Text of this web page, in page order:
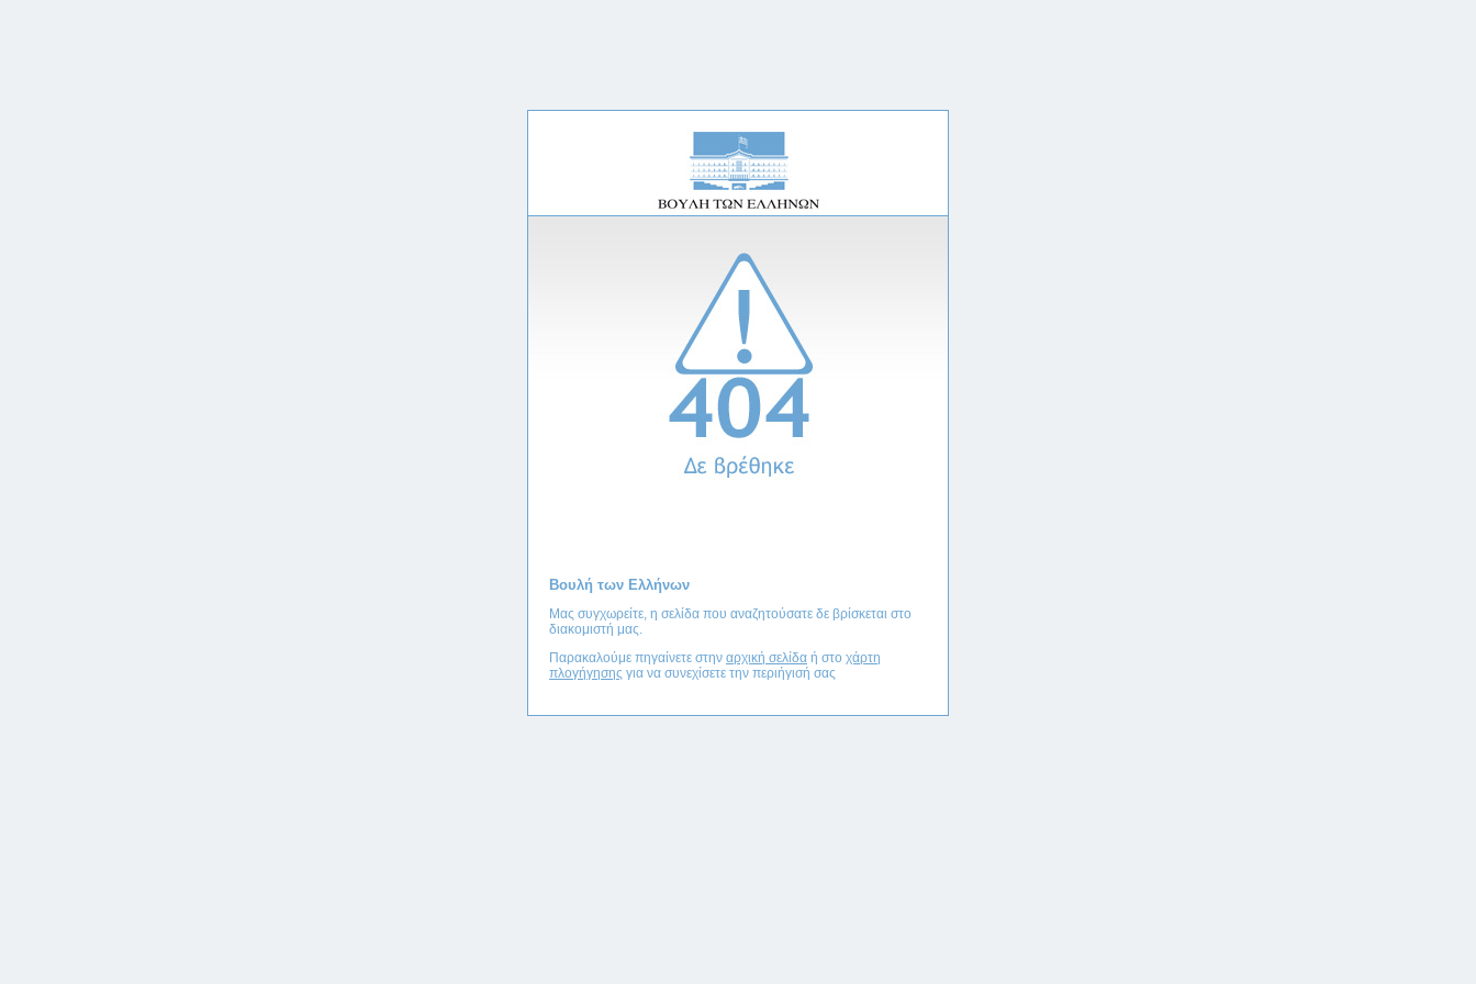
Βουλή των Ελλήνων
Μας συγχωρείτε, η σελίδα που αναζητούσατε δε βρίσκεται στο
διακομιστή μας.
Παρακαλούμε πηγαίνετε στην αρχική σελίδα ή στο χάρτη
πλογήγησης για να συνεχίσετε την περιήγισή σας